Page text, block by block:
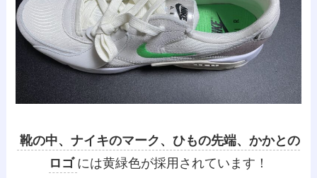
靴の中、ナイキのマーク、ひもの先端、かかとの
ロゴ には黄緑色が採用されています！